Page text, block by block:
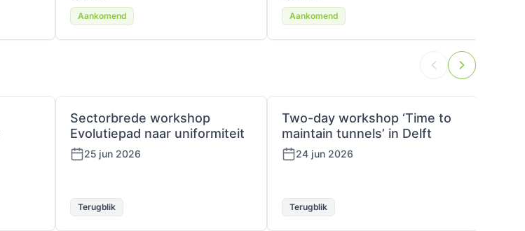
Aankomend Aankomend
Sectorbrede workshop
Evolutiepad naar uniformiteit
25 jun 2026
Terugblik
Two-day workshop ‘Time to
maintain tunnels’ in Delft
24 jun 2026
Terugblik